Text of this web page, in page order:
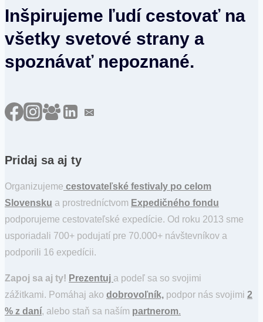
Inšpirujeme ľudí cestovať na
všetky svetové strany a
spoznávať nepoznané.
Pridaj sa aj ty
Organizujeme cestovateľské festivaly po celom
Slovensku a prostredníctvom Expedičného fondu
podporujeme cestovateľské expedície. Od roku 2013 sme
usporiadali 700+ podujatí pre 70.000+ návštevníkov a
podporili 16 expedícii.
Zapoj sa aj ty! Prezentuj a podeľ sa so svojimi
zážitkami. Pomáhaj ako dobrovoľník, podpor nás svojimi 2
% z daní, alebo staň sa naším partnerom.